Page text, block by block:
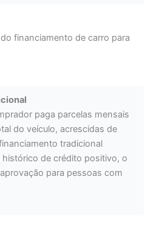
financiamento de carro para
paga parcelas mensais
do veículo, acrescidas de
tradicional
histórico de crédito positivo, o
para pessoas com